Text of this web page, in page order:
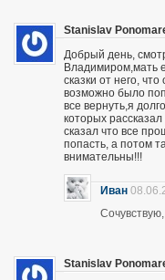
Stanislav
Добрый день,
Владимиром,мать
сказки от него,
возможно было
все вернуть,я
которых
сказал что все
попасть, а потом
внимательны!!!
Иван
Сочувствую,
Stanislav